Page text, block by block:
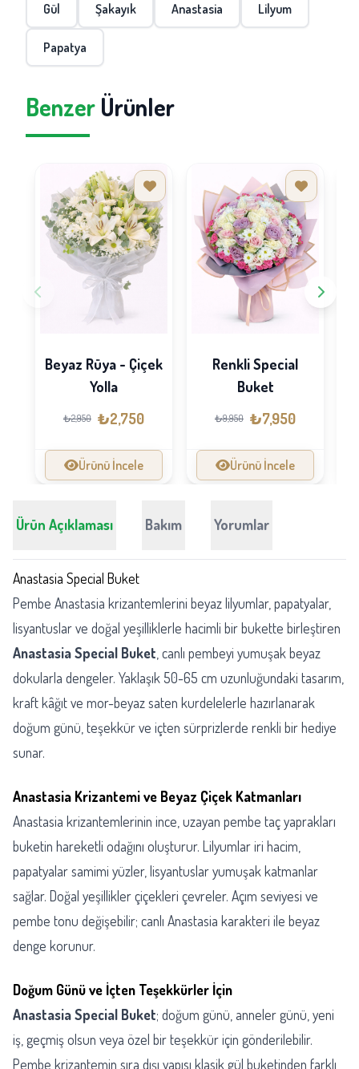
Gül Şakayık Anastasia Lilyum
Papatya
Benzer Ürünler
Beyaz Rüya - Çiçek
Yolla
₺2,950 ₺2,750
Ürünü İncele
Renkli Special
Buket
₺9,950 ₺7,950
Ürünü İncele
Ürün Açıklaması Bakım Yorumlar
Anastasia Special Buket
Pembe Anastasia krizantemlerini beyaz lilyumlar, papatyalar,
lisyantuslar ve doğal yeşilliklerle hacimli bir bukette birleştiren
Anastasia Special Buket , canlı pembeyi yumuşak beyaz
dokularla dengeler. Yaklaşık 50-65 cm uzunluğundaki tasarım,
kraft kâğıt ve mor-beyaz saten kurdelelerle hazırlanarak
doğum günü, teşekkür ve içten sürprizlerde renkli bir hediye
sunar.
Anastasia Krizantemi ve Beyaz Çiçek Katmanları
Anastasia krizantemlerinin ince, uzayan pembe taç yaprakları
buketin hareketli odağını oluşturur. Lilyumlar iri hacim,
papatyalar samimi yüzler, lisyantuslar yumuşak katmanlar
sağlar. Doğal yeşillikler çiçekleri çevreler. Açım seviyesi ve
pembe tonu değişebilir; canlı Anastasia karakteri ile beyaz
denge korunur.
Doğum Günü ve İçten Teşekkürler İçin
Anastasia Special Buket; doğum günü, anneler günü, yeni
iş, geçmiş olsun veya özel bir teşekkür için gönderilebilir.
Pembe krizantemin sıra dışı yapısı klasik gül buketinden farklı